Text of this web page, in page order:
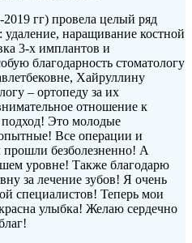
гг) провела целый ряд
удаление, наращивание костной
3-х имплантов и
благодарность стоматологу
Хайруллину
– ортопеду за их
отношение к
Это молодые
Все операции и
безболезненно! А
уровне! Также благодарю
за лечение зубов! Я очень
специалистов! Теперь мои
улыбка! Желаю сердечно